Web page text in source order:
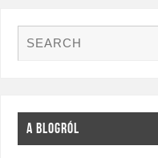
A BLOGRÓL